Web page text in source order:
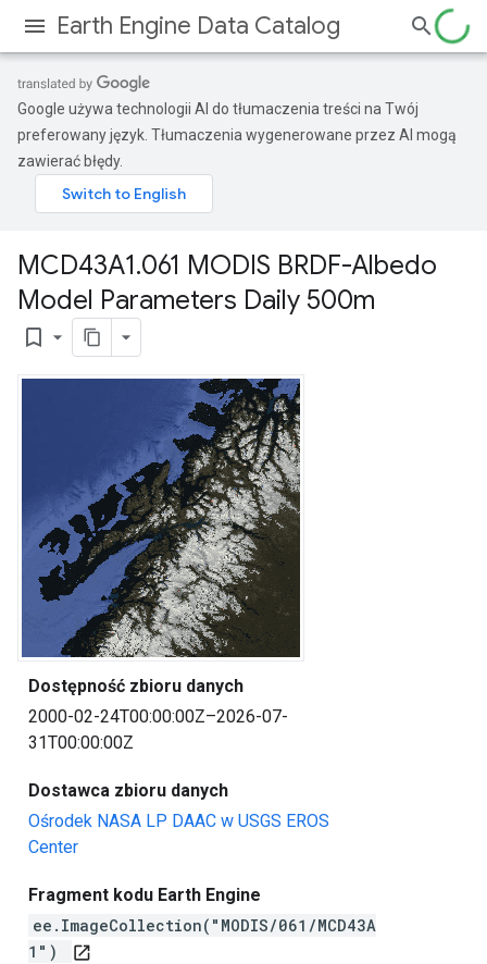
Earth Engine Data Catalog
Google używa technologii AI do tłumaczenia treści na Twój
preferowany język. Tłumaczenia wygenerowane przez AI mogą
zawierać błędy.
MCD43A1.061 MODIS BRDF-Albedo
Model Parameters Daily 500m
bookmark_border
Dostępność zbioru danych
2000-02-24T00:00:00Z–2026-07-
31T00:00:00Z
Dostawca zbioru danych
Ośrodek NASA LP DAAC w USGS EROS
Center
Fragment kodu Earth Engine
ee.ImageCollection("MODIS/061/MCD43A
1")
open_in_new